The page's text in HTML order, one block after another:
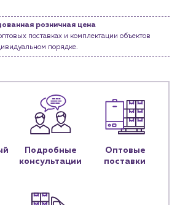
кабинет
данные
розничная цена
поставках и комплектации объектов
порядке.
Подробные
консультации
Оптовые
поставки